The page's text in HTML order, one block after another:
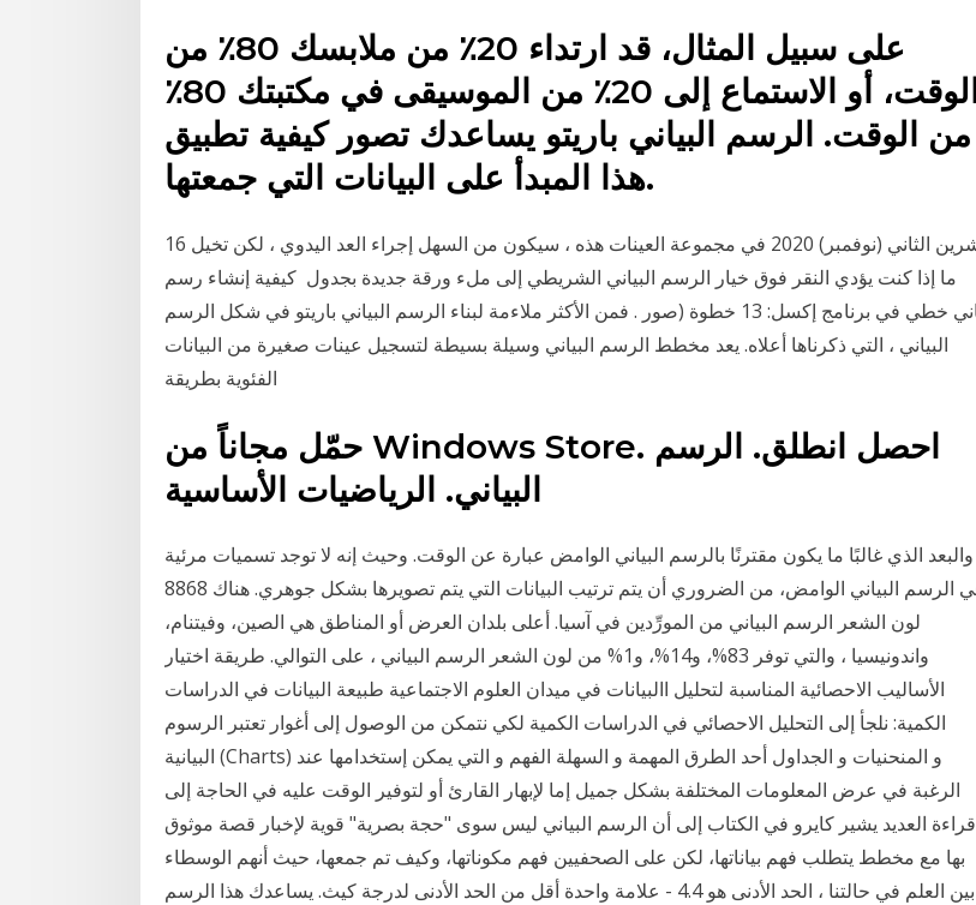
على سبيل المثال، قد ارتداء 20٪ من ملابسك 80٪ من
الوقت، أو الاستماع إلى 20٪ من الموسيقى في مكتبتك 80٪
من الوقت. الرسم البياني باريتو يساعدك تصور كيفية تطبيق
هذا المبدأ على البيانات التي جمعتها.
16 تشرين الثاني (نوفمبر) 2020 في مجموعة العينات هذه ، سيكون من السهل إجراء العد اليدوي ، لكن تخيل
ما إذا كنت يؤدي النقر فوق خيار الرسم البياني الشريطي إلى ملء ورقة جديدة بجدول كيفية إنشاء رسم
بياني خطي في برنامج إكسل: 13 خطوة (صور . فمن الأكثر ملاءمة لبناء الرسم البياني باريتو في شكل الرسم
البياني ، التي ذكرناها أعلاه. يعد مخطط الرسم البياني وسيلة بسيطة لتسجيل عينات صغيرة من البيانات
حمّل مجاناً من Windows Store. احصل انطلق. الرسم
البياني. الرياضيات الأساسية
والبعد الذي غالبًا ما يكون مقترنًا بالرسم البياني الوامض عبارة عن الوقت. وحيث إنه لا توجد تسميات مرئية
في الرسم البياني الوامض، من الضروري أن يتم ترتيب البيانات التي يتم تصويرها بشكل جوهري. هناك 8868
لون الشعر الرسم البياني من المورِّدين في آسيا. أعلى بلدان العرض أو المناطق هي الصين، وفيتنام،
واندونيسيا ، والتي توفر 83%، و14%، و1% من لون الشعر الرسم البياني ، على التوالي. طريقة اختيار
الأساليب الاحصائية المناسبة لتحليل االبيانات في ميدان العلوم الاجتماعية طبيعة البيانات في الدراسات
الكمية: نلجأ إلى التحليل الاحصائي في الدراسات الكمية لكي نتمكن من الوصول إلى أغوار تعتبر الرسوم
البيانية (Charts) و المنحنيات و الجداول أحد الطرق المهمة و السهلة الفهم و التي يمكن إستخدامها عند
الرغبة في عرض المعلومات المختلفة بشكل جميل إما لإبهار القارئ أو لتوفير الوقت عليه في الحاجة إلى
قراءة العديد يشير كايرو في الكتاب إلى أن الرسم البياني ليس سوى "حجة بصرية" قوية لإخبار قصة موثوق
بها مع مخطط يتطلب فهم بياناتها، لكن على الصحفيين فهم مكوناتها، وكيف تم جمعها، حيث أنهم الوسطاء
بين العلم في حالتنا ، الحد الأدنى هو 4.4 - علامة واحدة أقل من الحد الأدنى لدرجة كيث. يساعدك هذا الرسم